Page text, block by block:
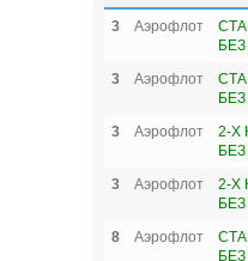
3 Аэрофлот
3
Аэрофлот
3
Аэрофлот
2-X
3
Аэрофлот
2-X
8
Аэрофлот